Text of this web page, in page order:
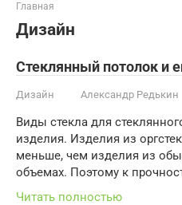
Главная
Дизайн
Стеклянный потолок и
Дизайн Александр Редькин
Виды стекла для
изделия. Изделия из
меньше, чем изделия из
объемах. Поэтому к
Читать полностью